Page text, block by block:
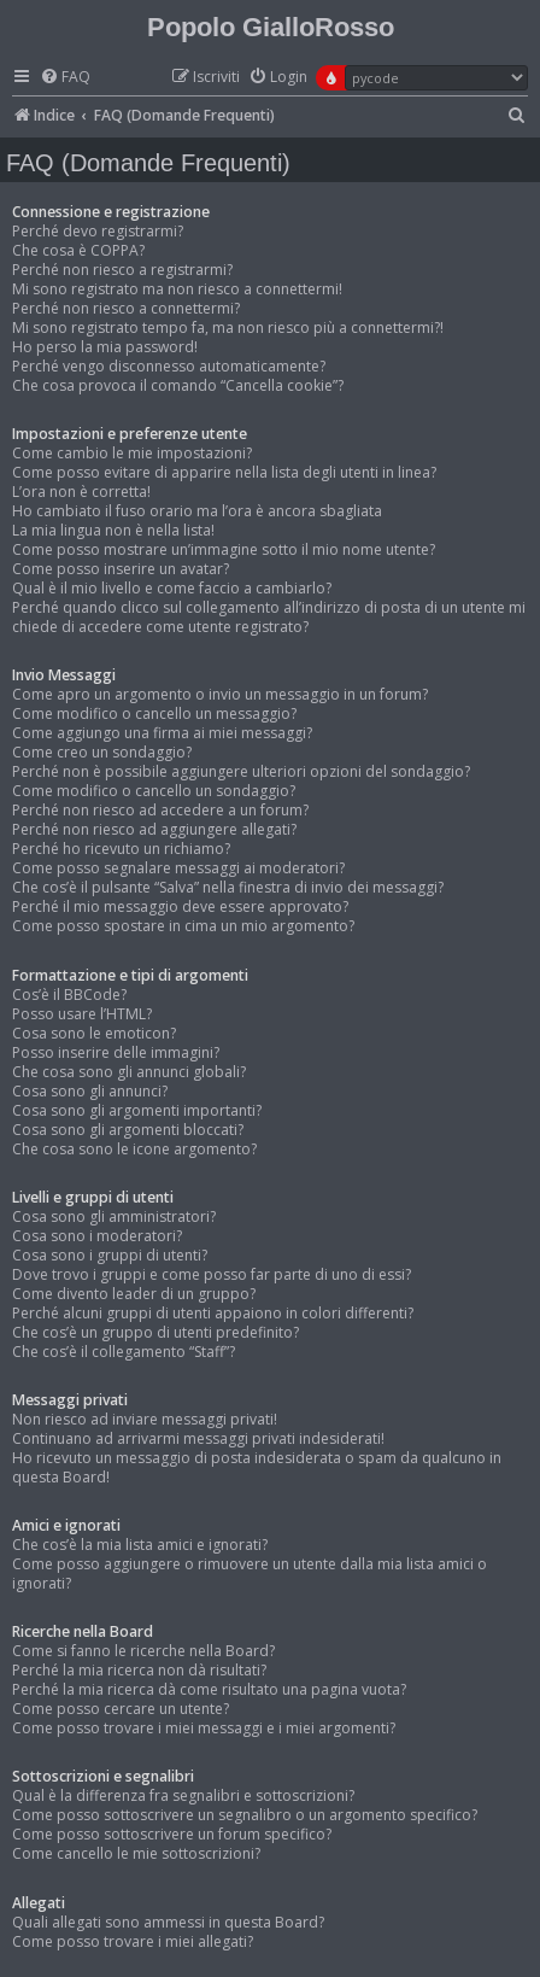
Popolo GialloRosso
FAQ Login
Iscriviti
Indice
FAQ (Domande Frequenti)
FAQ (Domande Frequenti)
Connessione e registrazione
Perché devo registrarmi?
Che cosa è COPPA?
Perché non riesco a registrarmi?
Mi sono registrato ma non riesco a connettermi!
Perché non riesco a connettermi?
Mi sono registrato tempo fa, ma non riesco più a connettermi?!
Ho perso la mia password!
Perché vengo disconnesso automaticamente?
Che cosa provoca il comando “Cancella cookie”?
Impostazioni e preferenze utente
Come cambio le mie impostazioni?
Come posso evitare di apparire nella lista degli utenti in linea?
L’ora non è corretta!
Ho cambiato il fuso orario ma l’ora è ancora sbagliata
La mia lingua non è nella lista!
Come posso mostrare un’immagine sotto il mio nome utente?
Come posso inserire un avatar?
Qual è il mio livello e come faccio a cambiarlo?
Perché quando clicco sul collegamento all’indirizzo di posta di un utente mi
chiede di accedere come utente registrato?
Invio Messaggi
Come apro un argomento o invio un messaggio in un forum?
Come modifico o cancello un messaggio?
Come aggiungo una firma ai miei messaggi?
Come creo un sondaggio?
Perché non è possibile aggiungere ulteriori opzioni del sondaggio?
Come modifico o cancello un sondaggio?
Perché non riesco ad accedere a un forum?
Perché non riesco ad aggiungere allegati?
Perché ho ricevuto un richiamo?
Come posso segnalare messaggi ai moderatori?
Che cos’è il pulsante “Salva” nella finestra di invio dei messaggi?
Perché il mio messaggio deve essere approvato?
Come posso spostare in cima un mio argomento?
Formattazione e tipi di argomenti
Cos’è il BBCode?
Posso usare l’HTML?
Cosa sono le emoticon?
Posso inserire delle immagini?
Che cosa sono gli annunci globali?
Cosa sono gli annunci?
Cosa sono gli argomenti importanti?
Cosa sono gli argomenti bloccati?
Che cosa sono le icone argomento?
Livelli e gruppi di utenti
Cosa sono gli amministratori?
Cosa sono i moderatori?
Cosa sono i gruppi di utenti?
Dove trovo i gruppi e come posso far parte di uno di essi?
Come divento leader di un gruppo?
Perché alcuni gruppi di utenti appaiono in colori differenti?
Che cos’è un gruppo di utenti predefinito?
Che cos’è il collegamento “Staff”?
Messaggi privati
Non riesco ad inviare messaggi privati!
Continuano ad arrivarmi messaggi privati indesiderati!
Ho ricevuto un messaggio di posta indesiderata o spam da qualcuno in
questa Board!
Amici e ignorati
Che cos’è la mia lista amici e ignorati?
Come posso aggiungere o rimuovere un utente dalla mia lista amici o
ignorati?
Ricerche nella Board
Come si fanno le ricerche nella Board?
Perché la mia ricerca non dà risultati?
Perché la mia ricerca dà come risultato una pagina vuota?
Come posso cercare un utente?
Come posso trovare i miei messaggi e i miei argomenti?
Sottoscrizioni e segnalibri
Qual è la differenza fra segnalibri e sottoscrizioni?
Come posso sottoscrivere un segnalibro o un argomento specifico?
Come posso sottoscrivere un forum specifico?
Come cancello le mie sottoscrizioni?
Allegati
Quali allegati sono ammessi in questa Board?
Come posso trovare i miei allegati?